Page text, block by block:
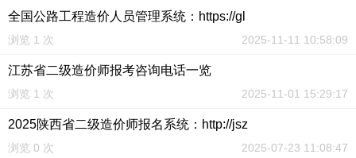
全国公路工程造价人员管理系统：https://gl
浏览 1 次 2025-11-11 10:58:09
江苏省二级造价师报考咨询电话一览
浏览 1 次 2025-11-01 15:29:17
2025陕西省二级造价师报名系统：http://jsz
浏览 0 次 2025-07-23 11:08:47